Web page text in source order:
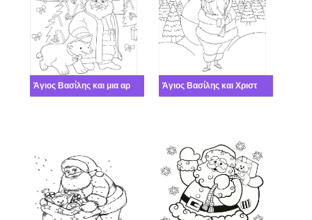
Άγιος Βασίλης και μια αρκούδα Άγιος Βασίλης και Χριστουγεννιάτικη τσάντα